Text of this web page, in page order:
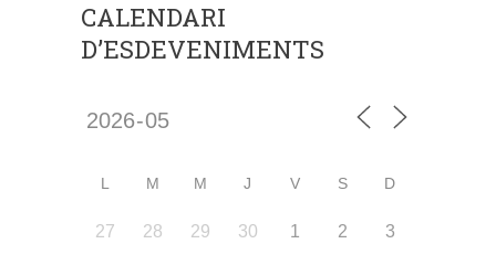
CALENDARI
D’ESDEVENIMENTS
L M M J V S D
27 28 29 30 1 2 3